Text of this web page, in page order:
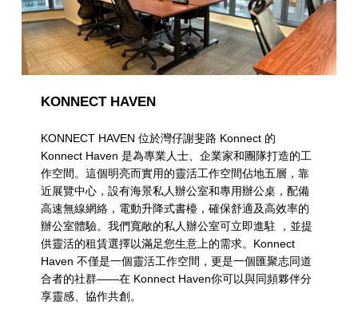
KONNECT HAVEN
KONNECT HAVEN 位於灣仔謝斐路 Konnect 的
Konnect Haven 是為專業人士、企業家和團隊打造的工
作空間。這個明亮而實用的靈活工作空間佔地五層，靠
近展覽中心，設有海景私人辦公室和專用辦公桌，配備
高速無線網絡，電動升降式書檯，確保舒適及高效率的
辦公室體驗。我們寬敞的私人辦公室可立即進駐 ，並提
供靈活的租賃選擇以滿足您生意上的需求。Konnect
Haven 不僅是一個靈活工作空間，更是一個匯聚志同道
合者的社群——在 Konnect Haven你可以與同頻夥伴分
享靈感、協作共創。